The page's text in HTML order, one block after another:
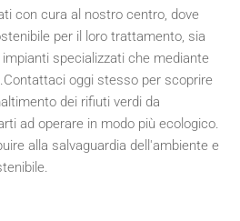
con cura al nostro centro, dove
per il loro trattamento, sia
specializzati che mediante
oggi stesso per scoprire
dei rifiuti verdi da
ad operare in modo più ecologico.
alla salvaguardia dell'ambiente e